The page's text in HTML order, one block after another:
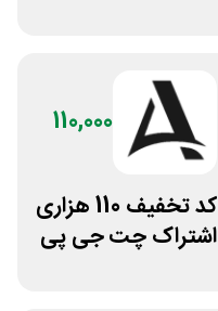
110,000
کد تخفیف 110 هزاری
اشتراک چت جی پی